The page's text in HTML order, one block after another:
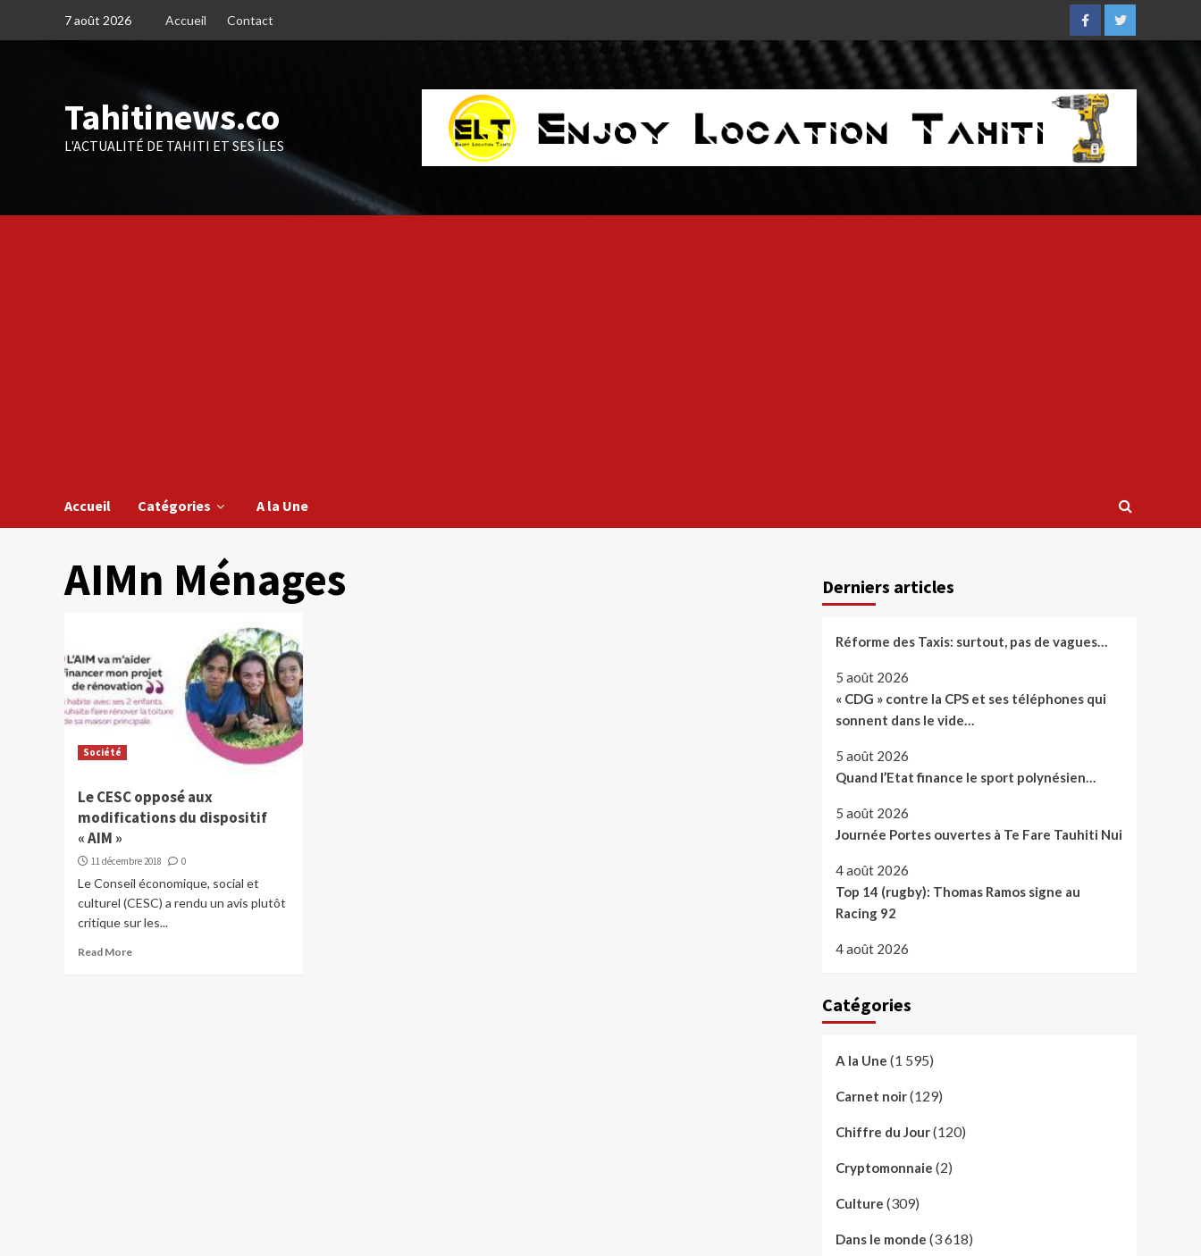
7 août 2026 Accueil Contact
FacebookTwitter
Tahitinews.co
L'ACTUALITÉ DE TAHITI ET SES ÎLES
Accueil Catégories A la Une
AIMn Ménages
Société
Le CESC opposé aux
modifications du dispositif
« AIM »
11 décembre 2018 0
Le Conseil économique, social et
culturel (CESC) a rendu un avis plutôt
critique sur les...
Read More
Derniers articles
Réforme des Taxis: surtout, pas de vagues…
5 août 2026
« CDG » contre la CPS et ses téléphones qui
sonnent dans le vide…
5 août 2026
Quand l’Etat finance le sport polynésien…
5 août 2026
Journée Portes ouvertes à Te Fare Tauhiti Nui
4 août 2026
Top 14 (rugby): Thomas Ramos signe au
Racing 92
4 août 2026
Catégories
A la Une (1 595)
Carnet noir(129)
Chiffre du Jour(120)
Cryptomonnaie (2)
Culture (309)
Dans le monde (3 618)